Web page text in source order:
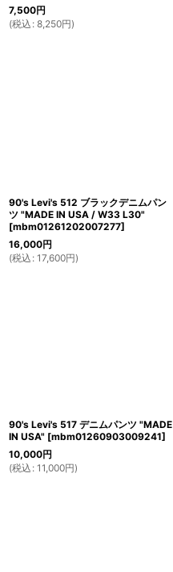
7,500円
(税込 : 8,250円)
90's Levi's 512 ブラックデニムパン
ツ "MADE IN USA / W33 L30"
[mbm01261202007277]
16,000円
(税込 : 17,600円)
90's Levi's 517 デニムパンツ "MADE
IN USA" [mbm01260903009241]
10,000円
(税込 : 11,000円)